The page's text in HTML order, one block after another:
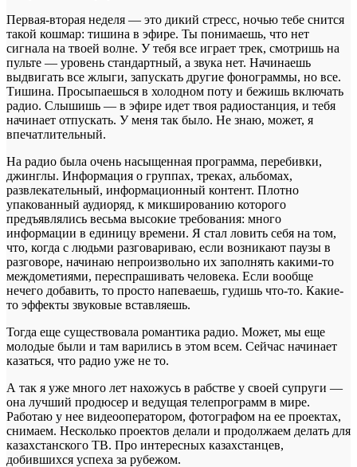
Первая-вторая неделя — это дикий стресс, ночью тебе снится
такой кошмар: тишина в эфире. Ты понимаешь, что нет
сигнала на твоей волне. У тебя все играет трек, смотришь на
пульте — уровень стандартный, а звука нет. Начинаешь
выдвигать все жлыги, запускать другие фонограммы, но все.
Тишина. Просыпаешься в холодном поту и бежишь включать
радио. Слышишь — в эфире идет твоя радиостанция, и тебя
начинает отпускать. У меня так было. Не знаю, может, я
впечатлительный.
На радио была очень насыщенная программа, перебивки,
джинглы. Информация о группах, треках, альбомах,
развлекательный, информационный контент. Плотно
упакованный аудиоряд, к микшированию которого
предъявлялись весьма высокие требования: много
информации в единицу времени. Я стал ловить себя на том,
что, когда с людьми разговариваю, если возникают паузы в
разговоре, начинаю непроизвольно их заполнять какими-то
междометиями, переспрашивать человека. Если вообще
нечего добавить, то просто напеваешь, гудишь что-то. Какие-
то эффекты звуковые вставляешь.
Тогда еще существовала романтика радио. Может, мы еще
молодые были и там варились в этом всем. Сейчас начинает
казаться, что радио уже не то.
А так я уже много лет нахожусь в рабстве у своей супруги —
она лучший продюсер и ведущая телепрограмм в мире.
Работаю у нее видеооператором, фотографом на ее проектах,
снимаем. Несколько проектов делали и продолжаем делать для
казахстанского ТВ. Про интересных казахстанцев,
добившихся успеха за рубежом.